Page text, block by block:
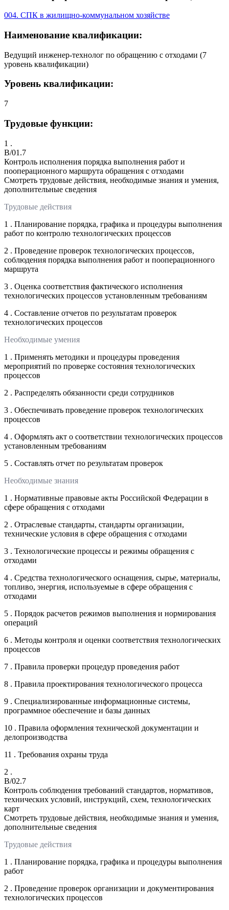
004. СПК в жилищно-коммунальном хозяйстве
Наименование квалификации:
Ведущий инженер-технолог по обращению с отходами (7
уровень квалификации)
Уровень квалификации:
7
Трудовые функции:
1 .
B/01.7
Контроль исполнения порядка выполнения работ и
пооперационного маршрута обращения с отходами
Смотреть трудовые действия, необходимые знания и умения,
дополнительные сведения
Трудовые действия
1 . Планирование порядка, графика и процедуры выполнения
работ по контролю технологических процессов
2 . Проведение проверок технологических процессов,
соблюдения порядка выполнения работ и пооперационного
маршрута
3 . Оценка соответствия фактического исполнения
технологических процессов установленным требованиям
4 . Составление отчетов по результатам проверок
технологических процессов
Необходимые умения
1 . Применять методики и процедуры проведения
мероприятий по проверке состояния технологических
процессов
2 . Распределять обязанности среди сотрудников
3 . Обеспечивать проведение проверок технологических
процессов
4 . Оформлять акт о соответствии технологических процессов
установленным требованиям
5 . Составлять отчет по результатам проверок
Необходимые знания
1 . Нормативные правовые акты Российской Федерации в
сфере обращения с отходами
2 . Отраслевые стандарты, стандарты организации,
технические условия в сфере обращения с отходами
3 . Технологические процессы и режимы обращения с
отходами
4 . Средства технологического оснащения, сырье, материалы,
топливо, энергия, используемые в сфере обращения с
отходами
5 . Порядок расчетов режимов выполнения и нормирования
операций
6 . Методы контроля и оценки соответствия технологических
процессов
7 . Правила проверки процедур проведения работ
8 . Правила проектирования технологического процесса
9 . Специализированные информационные системы,
программное обеспечение и базы данных
10 . Правила оформления технической документации и
делопроизводства
11 . Требования охраны труда
2 .
B/02.7
Контроль соблюдения требований стандартов, нормативов,
технических условий, инструкций, схем, технологических
карт
Смотреть трудовые действия, необходимые знания и умения,
дополнительные сведения
Трудовые действия
1 . Планирование порядка, графика и процедуры выполнения
работ
2 . Проведение проверок организации и документирования
технологических процессов